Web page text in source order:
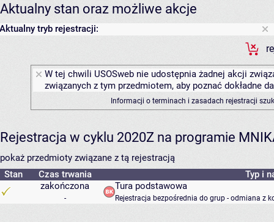
Aktualny stan oraz możliwe akcje
Aktualny tryb rejestracji:
W tej chwili USOSweb nie udostępnia żadnej akcji
związanych z tym przedmiotem, aby poznać dokładne
Informacji o terminach i zasadach rejestracji
Rejestracja w cyklu 2020Z na programie
pokaż przedmioty związane z tą rejestracją
Stan
Czas trwania
Typ i
zakończona
-
Tura podstawowa
Rejestracja bezpośrednia do grup - odmiana z